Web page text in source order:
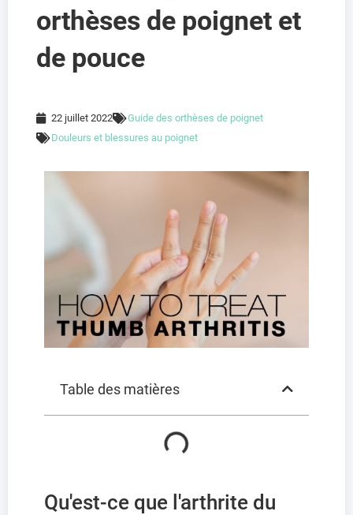
orthèses de poignet et
de pouce
22 juillet 2022
Guide des orthèses de poignet
Douleurs et blessures au poignet
Table des matières
Qu'est-ce que l'arthrite du